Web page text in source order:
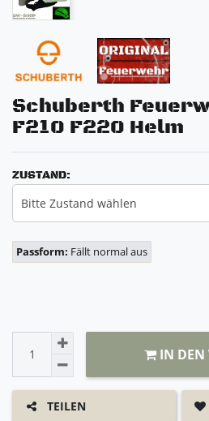
Schuberth
F210 F220 Helm
ZUSTAND:
Bitte Zustand wählen
Passform: Fällt normal aus
IN DEN
TEILEN